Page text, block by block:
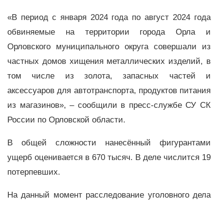
«В период с января 2024 года по август 2024 года
обвиняемые на территории города Орла и
Орловского муниципального округа совершали из
частных домов хищения металлических изделий, в
том числе из золота, запасных частей и
аксессуаров для автотранспорта, продуктов питания
из магазинов», – сообщили в пресс-службе СУ СК
России по Орловской области.
В общей сложности нанесённый фигурантами
ущерб оценивается в 670 тысяч. В деле числится 19
потерпевших.
На данный момент расследование уголовного дела